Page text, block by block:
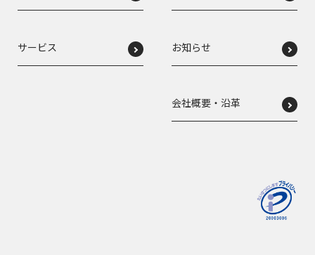
サービス お知らせ
会社概要・沿革